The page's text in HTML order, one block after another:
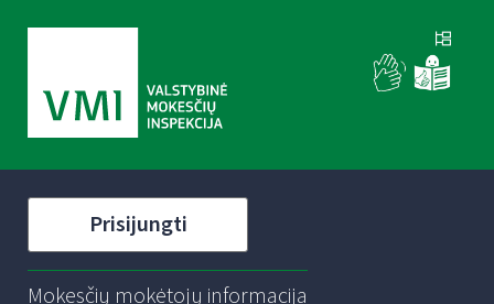
Prisijungti
Mokesčių mokėtojų informacija